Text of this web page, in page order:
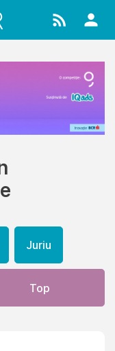
Juriu
Top